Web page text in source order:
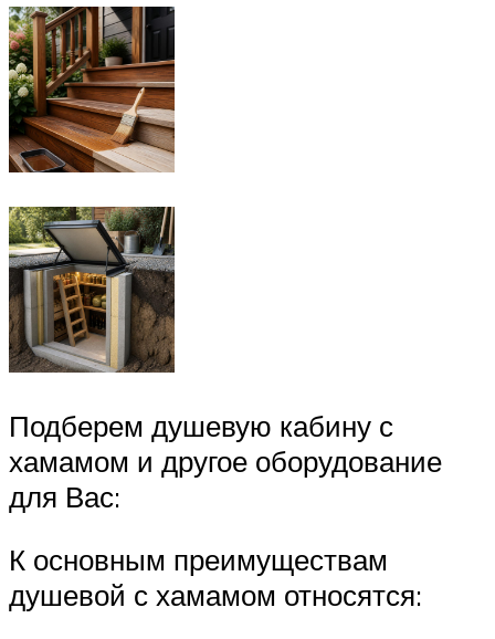
Подберем душевую кабину с
хамамом и другое оборудование
для Вас:
К основным преимуществам
душевой с хамамом относятся: